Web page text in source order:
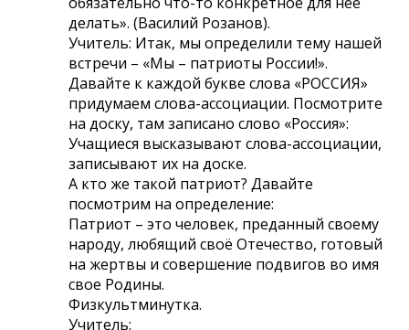
делать». (Василий Розанов).
Учитель: Итак, мы определили тему нашей
встречи – «Мы – патриоты России!».
Давайте к каждой букве слова «РОССИЯ»
придумаем слова-ассоциации. Посмотрите
на доску, там записано слово «Россия»:
Учащиеся высказывают слова-ассоциации,
записывают их на доске.
А кто же такой патриот? Давайте
посмотрим на определение:
Патриот – это человек, преданный своему
народу, любящий своё Отечество, готовый
на жертвы и совершение подвигов во имя
свое Родины.
Физкультминутка.
Учитель: